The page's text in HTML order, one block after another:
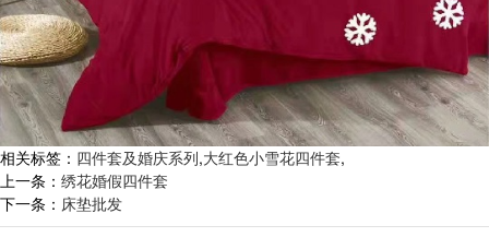
相关标签： 四件套及婚庆系列,大红色小雪花四件套,
上一条： 绣花婚假四件套
下一条： 床垫批发